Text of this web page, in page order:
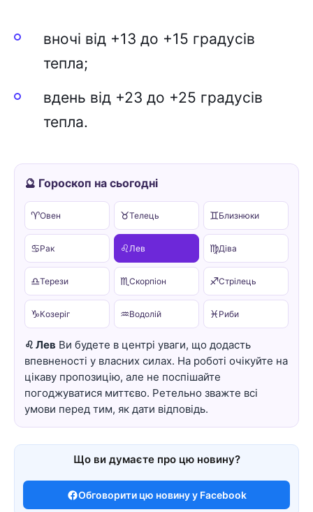
вночі від +13 до +15 градусів
тепла;
вдень від +23 до +25 градусів
тепла.
🔮 Гороскоп на сьогодні
♈Овен ♉Телець ♊Близнюки
♋Рак ♌ Лев ♍Діва
♎Терези ♏Скорпіон ♐Стрілець
♑Козеріг ♒Водолій ♓ Риби
♌ Лев Ви будете в центрі уваги, що додасть
впевненості у власних силах. На роботі очікуйте на
цікаву пропозицію, але не поспішайте
погоджуватися миттєво. Ретельно зважте всі
умови перед тим, як дати відповідь.
Що ви думаєте про цю новину?
Обговорити цю новину у Facebook